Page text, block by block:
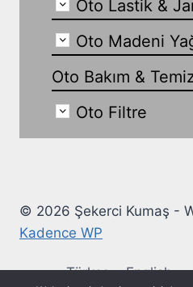
Oto Lastik &
Oto Madeni
Oto Bakım &
Oto Filtre
© 2026 Şekerci Kumaş -
Kadence WP
Türkçe English